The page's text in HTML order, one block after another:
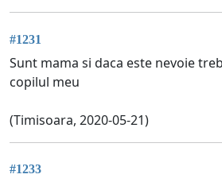
#1231
Sunt mama si daca este nevoie
copilul meu
(Timisoara, 2020-05-21)
#1233